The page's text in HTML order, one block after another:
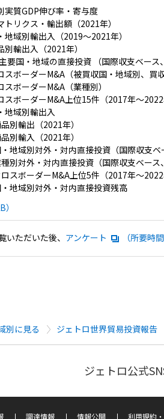
実質GDP伸び率・寄与度
トリクス・輸出額（2021年）
地域別輸出入（2019～2021年）
輸出入（2021年）
要国・地域の直接投資 （国際収支ベース
スボーダーM&A（被買収国・地域別、買
ボーダーM&A（業種別）
スボーダーM&A上位15件（2017年～2022
地域別輸出入
別輸出（2021年）
別輸入（2021年）
地域別対外・対内直接投資（国際収支ベ
別対外・対内直接投資（国際収支ベース
スボーダーM&A上位5件（2017年～2022
地域別対外・対内直接投資残高
）
いただいた後、 アンケート （所要時
別に見る ジェトロ世界貿易投資報告
ジェトロ公式
調達情報 情報公開 利用規約